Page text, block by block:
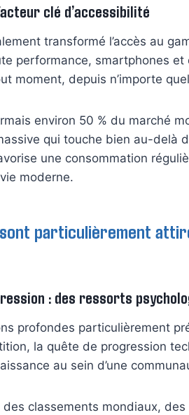
clé d’accessibilité
transformé l’accès au
performance, smartphones et
moment, depuis n’importe
environ 50 % du marché
qui touche bien au-delà
une consommation
moderne.
particulièrement
: des ressorts
profondes particulièrement
la quête de progression
au sein d’une
classements mondiaux,